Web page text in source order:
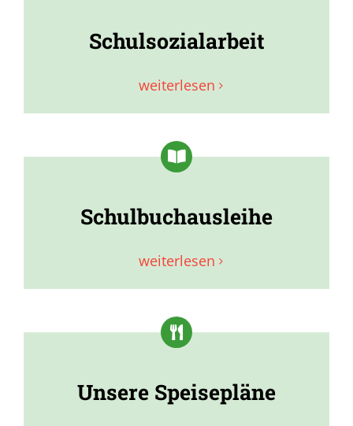
Schulsozialarbeit
weiterlesen
Schulbuchausleihe
weiterlesen
Unsere Speisepläne